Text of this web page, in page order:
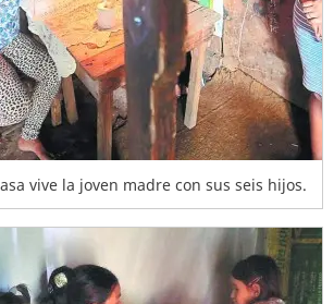
vive la joven madre con sus seis hijos.